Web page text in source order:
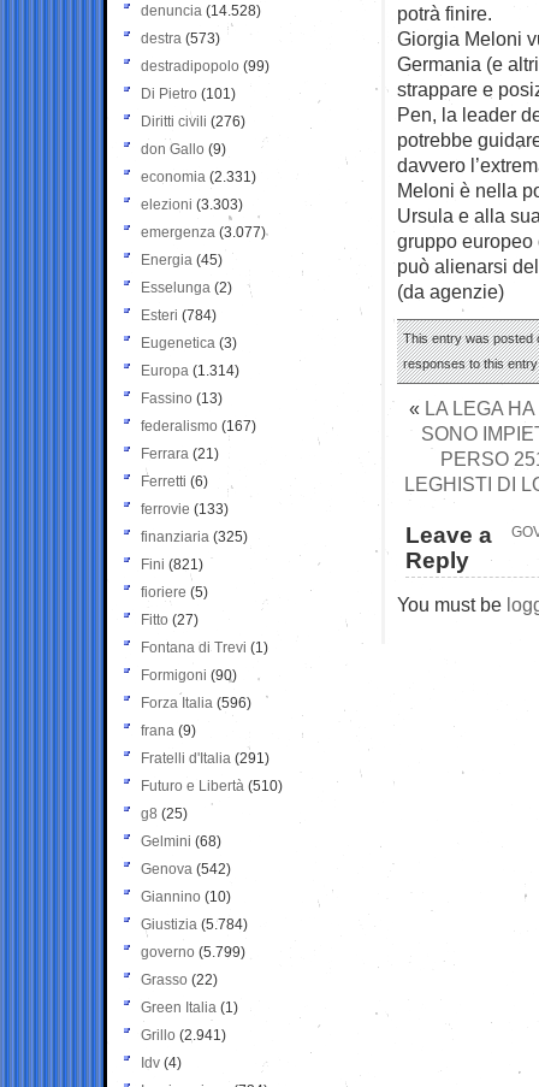
potrà finire.
Giorgia Meloni
Germania (e
strappare e
Pen, la leader
potrebbe
davvero
Meloni è nella
Ursula e alla
gruppo europeo
può alienarsi
(da agenzie)
This entry was posted
responses to this
« LA LEGA
SONO
PERSO
LEGHISTI DI
Leave a
Reply
You must be
denuncia (14.528)
destra (573)
destradipopolo (99)
Di Pietro (101)
Diritti civili (276)
don Gallo (9)
economia (2.331)
elezioni (3.303)
emergenza (3.077)
Energia (45)
Esselunga (2)
Esteri (784)
Eugenetica (3)
Europa (1.314)
Fassino (13)
federalismo (167)
Ferrara (21)
Ferretti (6)
ferrovie (133)
finanziaria (325)
Fini (821)
fioriere (5)
Fitto (27)
Fontana di Trevi (1)
Formigoni (90)
Forza Italia (596)
frana (9)
Fratelli d'Italia (291)
Futuro e Libertà (510)
g8 (25)
Gelmini (68)
Genova (542)
Giannino (10)
Giustizia (5.784)
governo (5.799)
Grasso (22)
Green Italia (1)
Grillo (2.941)
Idv (4)